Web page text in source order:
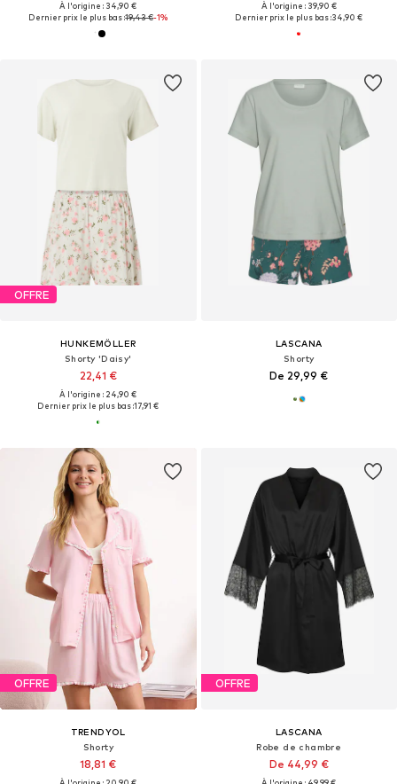
À l'origine : 34,90 €
Dernier prix le plus bas :19,43 €-1%
À l'origine : 39,90 €
Dernier prix le plus bas :34,90 €
OFFRE
HUNKEMÖLLER
Shorty 'Daisy'
22,41 €
À l'origine : 24,90 €
Dernier prix le plus bas :17,91 €
LASCANA
Shorty
De 29,99 €
OFFRE
TRENDYOL
Shorty
18,81 €
OFFRE
LASCANA
Robe de chambre
De 44,99 €